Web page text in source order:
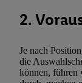
2.
Je nach
die
können, führen
widerrufen -
(„consenthub“)
(nur für die
den